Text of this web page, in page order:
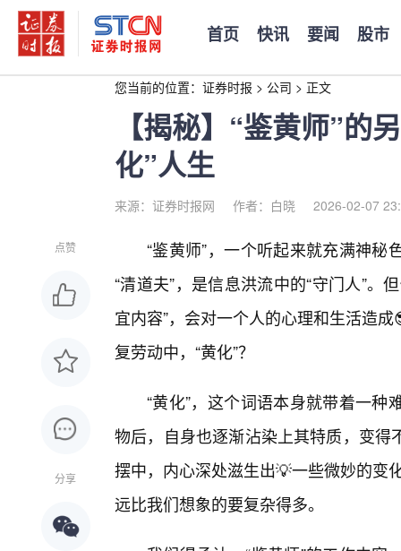
首页 快讯 要闻 股市
您当前的位置： 证券时报 > 公司 > 正文
【揭秘】“鉴黄师”的
化”人生
来源：证券时报网 作者：白晓 2026-02-07
点赞
分享
“鉴黄师”，一个听起来就充满神
“清道夫”，是信息洪流中的“守门人”。
宜内容”，会对一个人的心理和生活造
复劳动中，“黄化”？
“黄化”，这个词语本身就带着一
物后，自身也逐渐沾染上其特质，变
摆中，内心深处滋生出💡一些微妙的变
远比我们想象的要复杂得多。